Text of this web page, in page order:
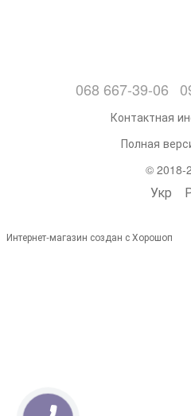
068 667-39-06
Контактная
Полная
© 2018-
Укр
Интернет-магазин создан с Хорошоп